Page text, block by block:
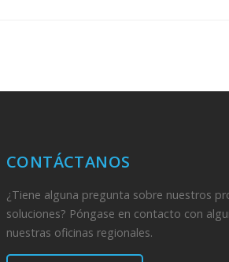
CONTÁCTANOS
¿Tiene alguna pregunta sobre nuestros
soluciones? Póngase en contacto con
nuestras oficinas regionales.